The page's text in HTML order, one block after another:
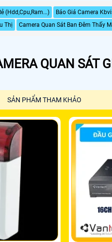
(Hdd,Cpu,Ram...) Báo Giá Camera
Thị Camera Quan Sát Ban Đêm Thấy
QUAN SÁT
SẢN PHẨM THAM KHẢO